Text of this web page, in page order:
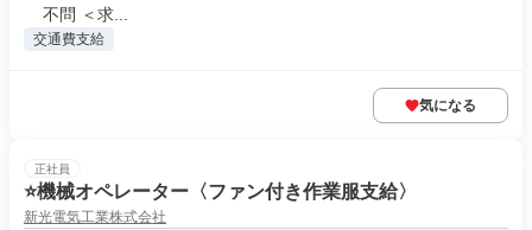
不問 ＜求...
交通費支給
気になる
正社員
⭐️機械オペレーター〈ファン付き作業服支給〉
新光電気工業株式会社